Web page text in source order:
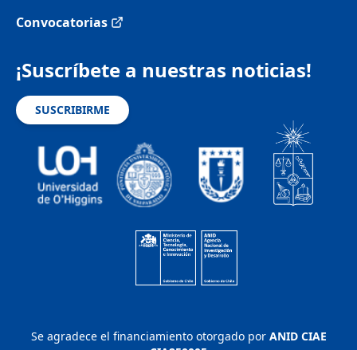
Convocatorias
¡Suscríbete a nuestras noticias!
SUSCRIBIRME
Se agradece el financiamiento otorgado por ANID CIAE